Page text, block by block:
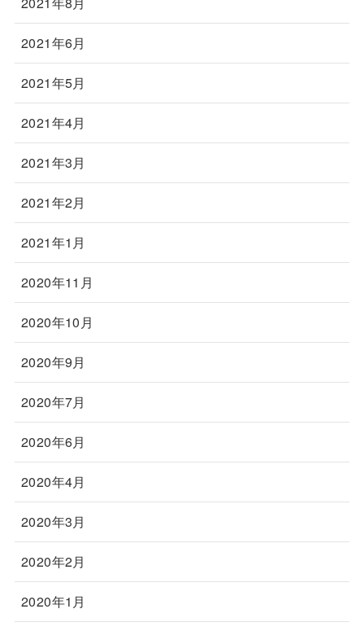
2021年6月
2021年5月
2021年4月
2021年3月
2021年2月
2021年1月
2020年11月
2020年10月
2020年9月
2020年7月
2020年6月
2020年4月
2020年3月
2020年2月
2020年1月